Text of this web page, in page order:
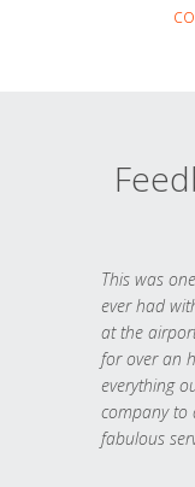
This was
ever had
at the
for over an
everything
company to
fabulous